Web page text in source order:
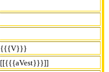
{{{V}}}
[[{{{aVest}}}]]